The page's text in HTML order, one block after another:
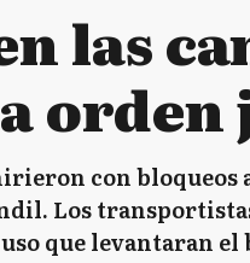
las
con bloqueos
Los
que levantaran